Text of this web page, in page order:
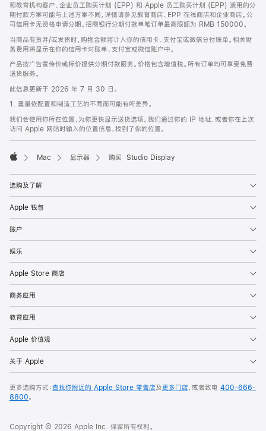
和教育机构客户、企业员工购买计划 (EPP) 和 Apple 员工购买计划 (EPP) 适用的分
期付款方案可能与上述方案不同，详情请参见教育商店、EPP 在线商店和企业商店。公
司信用卡无资格申请分期。招商银行分期付款单笔订单最高限额为 RMB 150000。
当商品有货并/或发货时，购物金额将计入你的信用卡、支付宝或微信分付账单。相关财
务费用将显示在你的信用卡对账单、支付宝或微信账户中。
产品按广告宣传价或标价提供分期付款服务。价格包含增值税。所有订单均可享受免费
送货服务。
此信息更新于 2026 年 7 月 30 日。
1. 重量依配置和制造工艺的不同而可能有所差异。
我们会使用你所在位置，为你更快显示送货选项。我们通过你的 IP 地址，或者你在上次
访问 Apple 网站时输入的位置信息，找到了你的位置。
Mac 显示器 购买 Studio Display
选购及了解
Apple 钱包
账户
娱乐
Apple Store 商店
商务应用
教育应用
Apple 价值观
关于 Apple
更多选购方式：查找你附近的 Apple Store 零售店及更多门店，或者致电 400-666-
8800。
Copyright © 2026 Apple Inc. 保留所有权利。